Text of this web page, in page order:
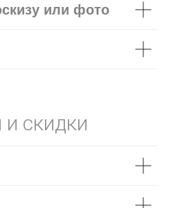
или фото
скидки